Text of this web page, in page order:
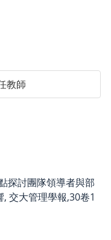
教師
探討團隊領導者與部
交大管理學報,30卷1